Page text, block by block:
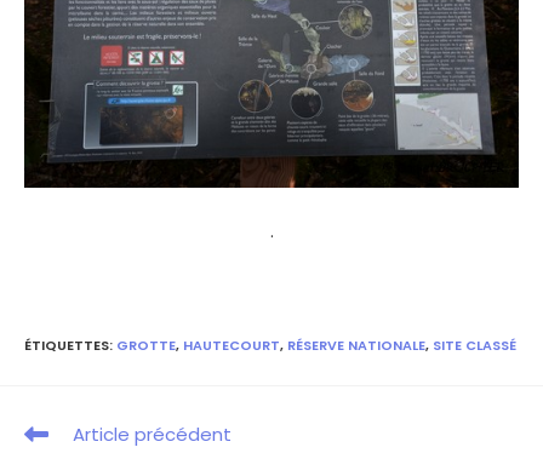
.
ÉTIQUETTES: GROTTE, HAUTECOURT, RÉSERVE NATIONALE, SITE CLASSÉ
Article précédent